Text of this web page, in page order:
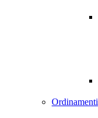
Ordinamenti